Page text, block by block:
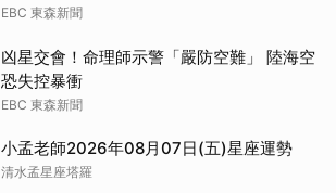
EBC 東森新聞
凶星交會！命理師示警「嚴防空難」 陸海空
恐失控暴衝
EBC 東森新聞
小孟老師2026年08月07日(五)星座運勢
清水孟星座塔羅